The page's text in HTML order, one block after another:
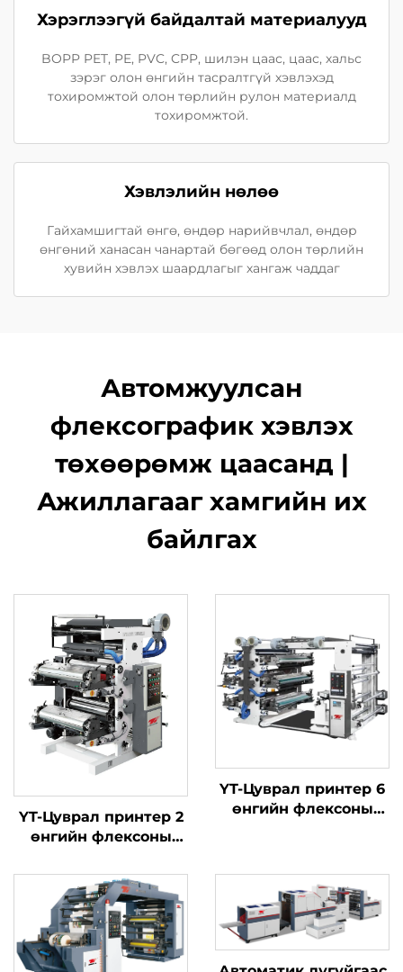
Хэрэглээгүй байдалтай материалууд
BOPP PET, PE, PVC, CPP, шилэн цаас, цаас, хальс
зэрэг олон өнгийн тасралтгүй хэвлэхэд
тохиромжтой олон төрлийн рулон материалд
тохиромжтой.
Хэвлэлийн нөлөө
Гайхамшигтай өнгө, өндөр нарийвчлал, өндөр
өнгөний ханасан чанартай бөгөөд олон төрлийн
хувийн хэвлэх шаардлагыг хангаж чаддаг
Автомжуулсан
флексографик хэвлэх
төхөөрөмж цаасанд |
Ажиллагааг хамгийн их
байлгах
YT-Цуврал принтер 2
өнгийн флексоны
YT-Цуврал принтер 6
өнгийн флексоны